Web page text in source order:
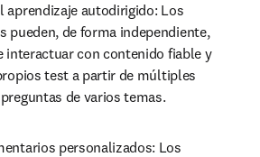
aprendizaje autodirigido: Los
pueden, de forma independiente,
interactuar con contenido fiable y
test a partir de múltiples
de varios temas.
personalizados: Los